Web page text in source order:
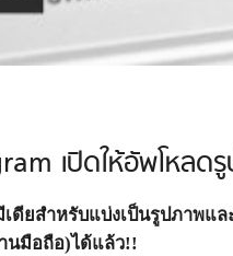
เปิดให้อัพโหลด
ดียสำหรับแบ่งเป็นรูปภาพแ
นมือถือ)ได้แล้ว!!